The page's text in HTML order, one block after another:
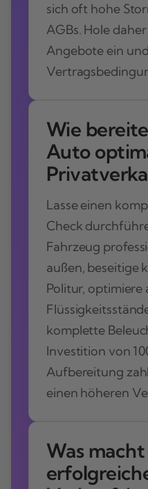
sich oft hohe
AGBs. Hole
Angebote ein
Wie
Auto
Lasse einen
Check
Fahrzeug
außen, beseitige
Politur, optimiere
komplette
Investition von
Aufbereitung
einen höheren
Was